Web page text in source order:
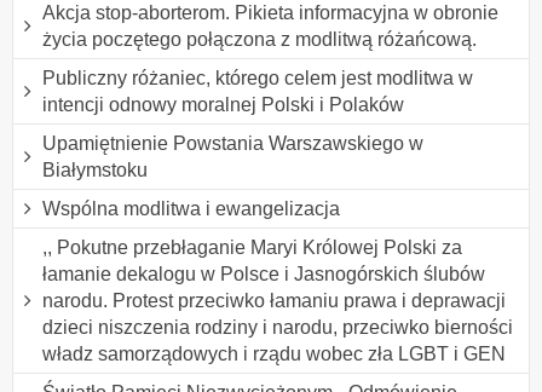
Akcja stop-aborterom. Pikieta informacyjna w obronie
życia poczętego połączona z modlitwą różańcową.
Publiczny różaniec, którego celem jest modlitwa w
intencji odnowy moralnej Polski i Polaków
Upamiętnienie Powstania Warszawskiego w
Białymstoku
Wspólna modlitwa i ewangelizacja
,, Pokutne przebłaganie Maryi Królowej Polski za
łamanie dekalogu w Polsce i Jasnogórskich ślubów
narodu. Protest przeciwko łamaniu prawa i deprawacji
dzieci niszczenia rodziny i narodu, przeciwko bierności
władz samorządowych i rządu wobec zła LGBT i GEN